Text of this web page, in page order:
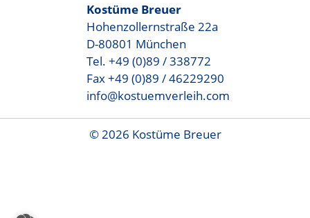
Kostüme Breuer
Hohenzollernstraße 22a
D-80801 München
Tel. +49 (0)89 / 338772
Fax +49 (0)89 / 46229290
info@kostuemverleih.com
© 2026 Kostüme Breuer